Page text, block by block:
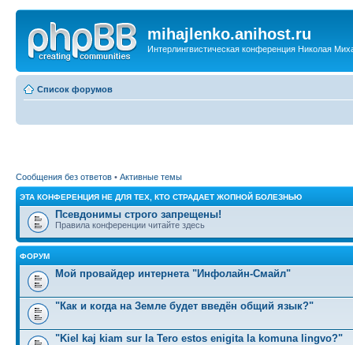
mihajlenko.anihost.ru
Интерлингвистическая конференция Николая
Список форумов
Сообщения без ответов • Активные темы
ЭТА КОНФЕРЕНЦИЯ НЕ ДЛЯ ТЕХ, КТО СТРАДАЕТ ЖОПНОЙ БОЛЕЗНЬЮ
Псевдонимы строго запрещены!
Правила конференции читайте здесь
ФОРУМ
Мой провайдер интернета "Инфолайн-Смайл"
"Как и когда на Земле будет введён общий язык?"
"Kiel kaj kiam sur la Tero estos enigita la komuna lingvo?"